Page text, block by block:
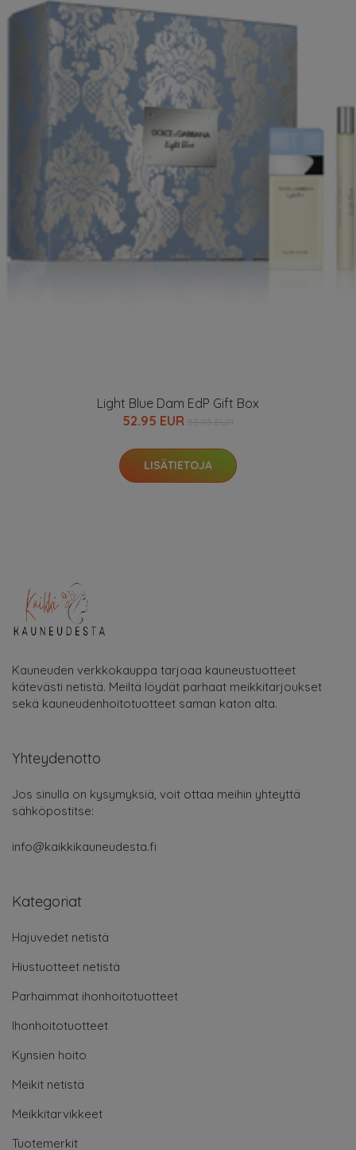
Light Blue Dam EdP Gift Box
52.95 EUR
LISÄTIETOJA
Kauneuden verkkokauppa tarjoaa kauneustuotteet
kätevästi netistä. Meiltä löydät parhaat meikkitarjoukset
sekä kauneudenhoitotuotteet saman katon alta.
Yhteydenotto
Jos sinulla on kysymyksiä, voit ottaa meihin yhteyttä
sähköpostitse:
info@kaikkikauneudesta.fi
Kategoriat
Hajuvedet netistä
Hiustuotteet netistä
Parhaimmat ihonhoitotuotteet
Ihonhoitotuotteet
Kynsien hoito
Meikit netistä
Meikkitarvikkeet
Tuotemerkit